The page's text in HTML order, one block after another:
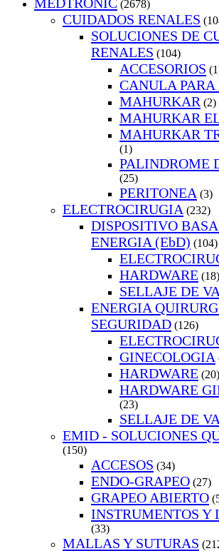
(2678)
CUIDADOS RENALES
SOLUCIONES DE
RENALES (104)
ACCESORIOS
CANULA
MAHURKAR (2)
MAHURKAR
MAHURKAR
(1)
PALINDROME
(25)
PERITONEA (3)
ELECTROCIRUGIA (232)
DISPOSITIVO
ENERGIA (EbD) (104)
HARDWARE (18)
SELLAJE DE
ENERGIA
SEGURIDAD (126)
GINECOLOGIA
HARDWARE (20)
HARDWARE
(23)
SELLAJE DE
EMID - SOLUCIONES
(150)
ACCESOS (34)
ENDO-GRAPEO (27)
GRAPEO ABIERTO
INSTRUMENTOS Y
(33)
MALLAS Y SUTURAS